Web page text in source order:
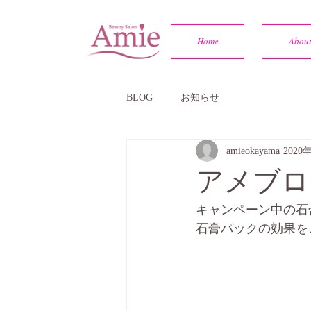
Home About
BLOG お知らせ
アメブ
amieokayama 2020
キャンペーン中の
石膏パックの効果